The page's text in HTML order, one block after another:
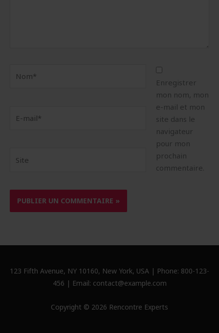
mail*
Enregistrer
mon nom, mon
e-mail et mon
site dans le
navigateur
pour mon
prochain
commentaire.
123 Fifth Avenue, NY 10160, New York, USA | Phone: 800-123-
456 | Email: contact@example.com
Copyright © 2026 Rencontre Experts